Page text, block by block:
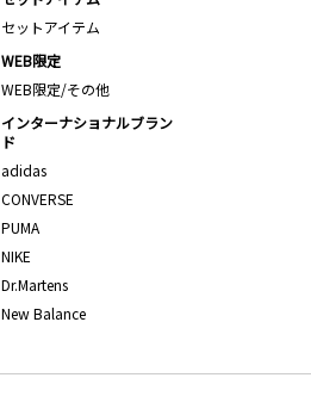
セットアイテム
WEB限定
WEB限定/その他
インターナショナルブラン
ド
adidas
CONVERSE
PUMA
NIKE
Dr.Martens
New Balance